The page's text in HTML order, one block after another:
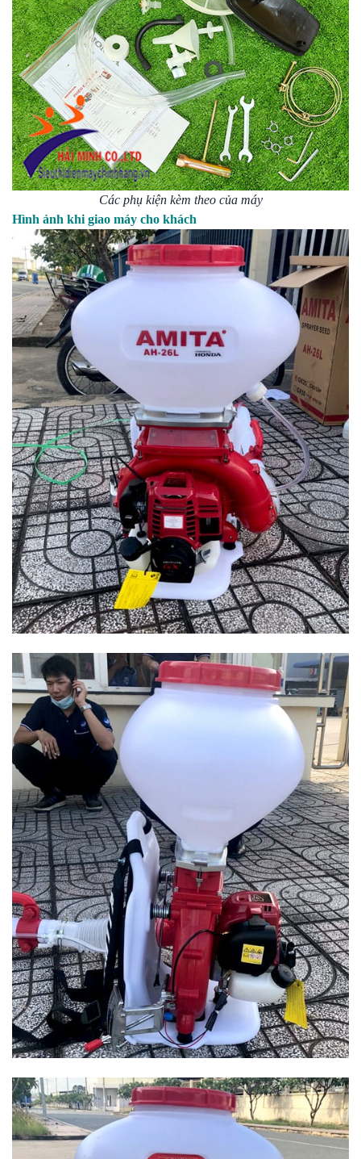
Các phụ kiện kèm theo của máy
Hình ảnh khi giao máy cho khách